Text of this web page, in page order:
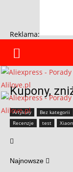
Reklama:
Kupony,
Artykuły Bez kategorii
Recenzje
test
Najnowsze